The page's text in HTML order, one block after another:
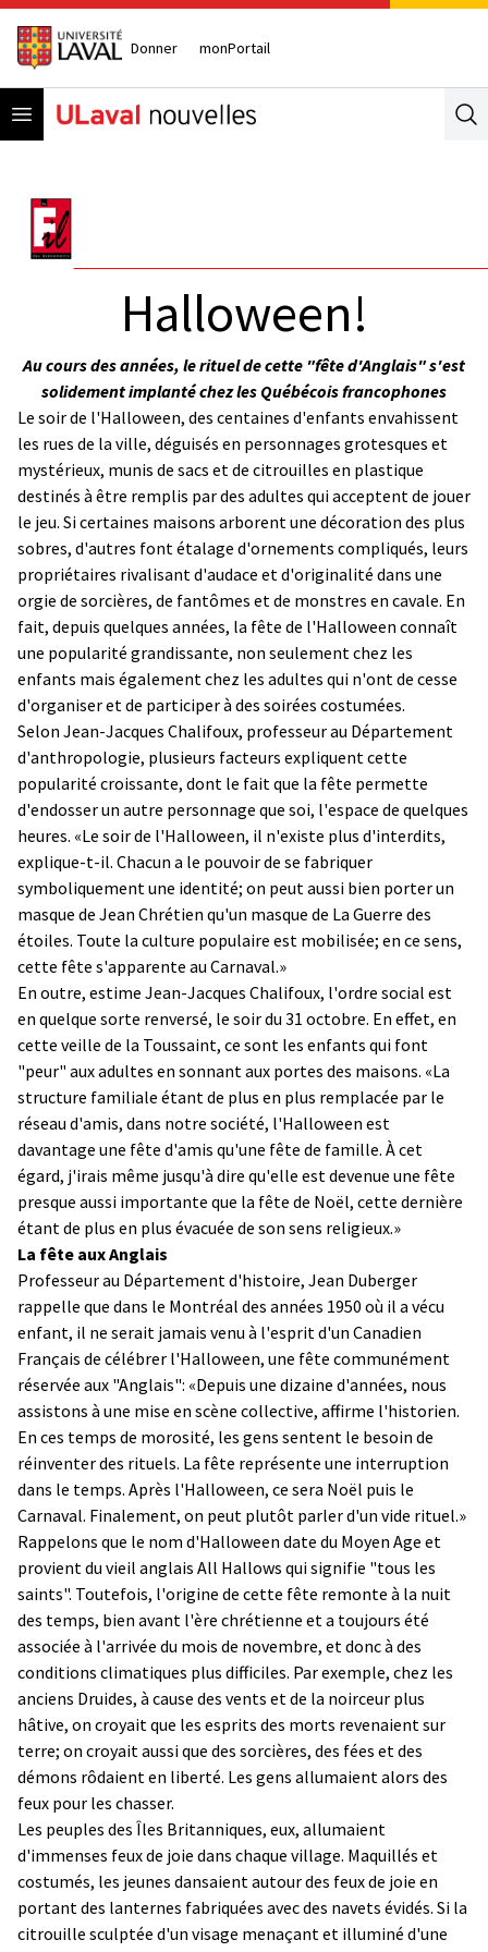
Donner monPortail
Open menu
Halloween!
Au cours des années, le rituel de cette "fête d'Anglais" s'est
solidement implanté chez les Québécois francophones
Le soir de l'Halloween, des centaines d'enfants envahissent
les rues de la ville, déguisés en personnages grotesques et
mystérieux, munis de sacs et de citrouilles en plastique
destinés à être remplis par des adultes qui acceptent de jouer
le jeu. Si certaines maisons arborent une décoration des plus
sobres, d'autres font étalage d'ornements compliqués, leurs
propriétaires rivalisant d'audace et d'originalité dans une
orgie de sorcières, de fantômes et de monstres en cavale. En
fait, depuis quelques années, la fête de l'Halloween connaît
une popularité grandissante, non seulement chez les
enfants mais également chez les adultes qui n'ont de cesse
d'organiser et de participer à des soirées costumées.
Selon Jean-Jacques Chalifoux, professeur au Département
d'anthropologie, plusieurs facteurs expliquent cette
popularité croissante, dont le fait que la fête permette
d'endosser un autre personnage que soi, l'espace de quelques
heures. «Le soir de l'Halloween, il n'existe plus d'interdits,
explique-t-il. Chacun a le pouvoir de se fabriquer
symboliquement une identité; on peut aussi bien porter un
masque de Jean Chrétien qu'un masque de La Guerre des
étoiles. Toute la culture populaire est mobilisée; en ce sens,
cette fête s'apparente au Carnaval.»
En outre, estime Jean-Jacques Chalifoux, l'ordre social est
en quelque sorte renversé, le soir du 31 octobre. En effet, en
cette veille de la Toussaint, ce sont les enfants qui font
"peur" aux adultes en sonnant aux portes des maisons. «La
structure familiale étant de plus en plus remplacée par le
réseau d'amis, dans notre société, l'Halloween est
davantage une fête d'amis qu'une fête de famille. À cet
égard, j'irais même jusqu'à dire qu'elle est devenue une fête
presque aussi importante que la fête de Noël, cette dernière
étant de plus en plus évacuée de son sens religieux.»
La fête aux Anglais
Professeur au Département d'histoire, Jean Duberger
rappelle que dans le Montréal des années 1950 où il a vécu
enfant, il ne serait jamais venu à l'esprit d'un Canadien
Français de célébrer l'Halloween, une fête communément
réservée aux "Anglais": «Depuis une dizaine d'années, nous
assistons à une mise en scène collective, affirme l'historien.
En ces temps de morosité, les gens sentent le besoin de
réinventer des rituels. La fête représente une interruption
dans le temps. Après l'Halloween, ce sera Noël puis le
Carnaval. Finalement, on peut plutôt parler d'un vide rituel.»
Rappelons que le nom d'Halloween date du Moyen Age et
provient du vieil anglais All Hallows qui signifie "tous les
saints". Toutefois, l'origine de cette fête remonte à la nuit
des temps, bien avant l'ère chrétienne et a toujours été
associée à l'arrivée du mois de novembre, et donc à des
conditions climatiques plus difficiles. Par exemple, chez les
anciens Druides, à cause des vents et de la noirceur plus
hâtive, on croyait que les esprits des morts revenaient sur
terre; on croyait aussi que des sorcières, des fées et des
démons rôdaient en liberté. Les gens allumaient alors des
feux pour les chasser.
Les peuples des Îles Britanniques, eux, allumaient
d'immenses feux de joie dans chaque village. Maquillés et
costumés, les jeunes dansaient autour des feux de joie en
portant des lanternes fabriquées avec des navets évidés. Si la
citrouille sculptée d'un visage menaçant et illuminé d'une